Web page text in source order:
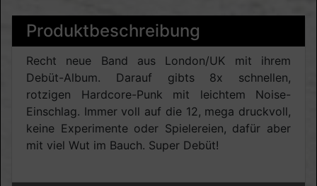
Produktbeschreibung
Recht neue Band aus London/UK mit ihrem
Debüt-Album. Darauf gibts 8x schnellen,
rotzigen Hardcore-Punk mit leichtem Noise-
Einschlag. Immer voll auf die 12, mega druckvoll,
keine Experimente oder Spielereien, dafür aber
mit viel Wut im Bauch. Super Debüt!